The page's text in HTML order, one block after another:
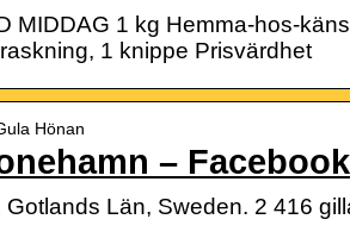
MIDDAG 1 kg Hemma-hos-
1 knippe Prisvärdhet
Hönan
– Facebook
Län, Sweden. 2 416